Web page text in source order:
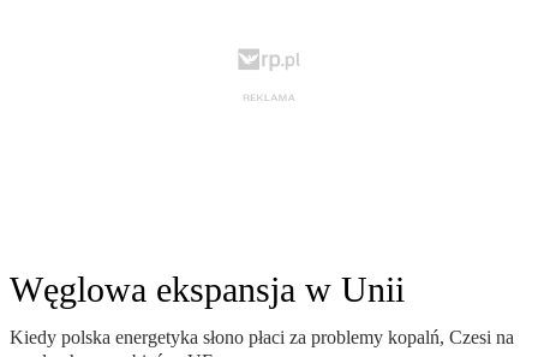
Węglowa ekspansja w Unii
Kiedy polska energetyka słono płaci za problemy kopalń, Czesi na